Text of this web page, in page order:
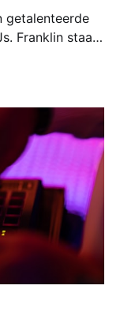
getalenteerde
Franklin staat